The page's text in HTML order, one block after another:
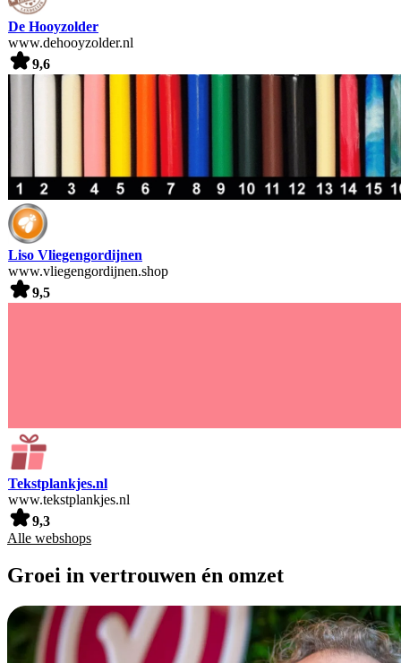
De Hooyzolder
www.dehooyzolder.nl
9,6
Liso Vliegengordijnen
www.vliegengordijnen.shop
9,5
Tekstplankjes.nl
www.tekstplankjes.nl
9,3
Alle webshops
Groei in vertrouwen én omzet